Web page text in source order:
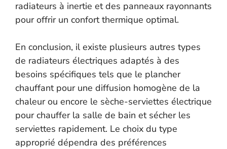
radiateurs à inertie et des panneaux rayonnants
pour offrir un confort thermique optimal.
En conclusion, il existe plusieurs autres types
de radiateurs électriques adaptés à des
besoins spécifiques tels que le plancher
chauffant pour une diffusion homogène de la
chaleur ou encore le sèche-serviettes électrique
pour chauffer la salle de bain et sécher les
serviettes rapidement. Le choix du type
approprié dépendra des préférences